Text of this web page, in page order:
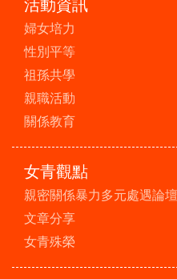
活動資訊
婦女培力
性別平等
祖孫共學
親職活動
關係教育
女青觀點
親密關係暴力多元處遇論壇
文章分享
女青殊榮